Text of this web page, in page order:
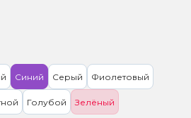
Синий Серый Фиолетовый
Голубой Зелёный